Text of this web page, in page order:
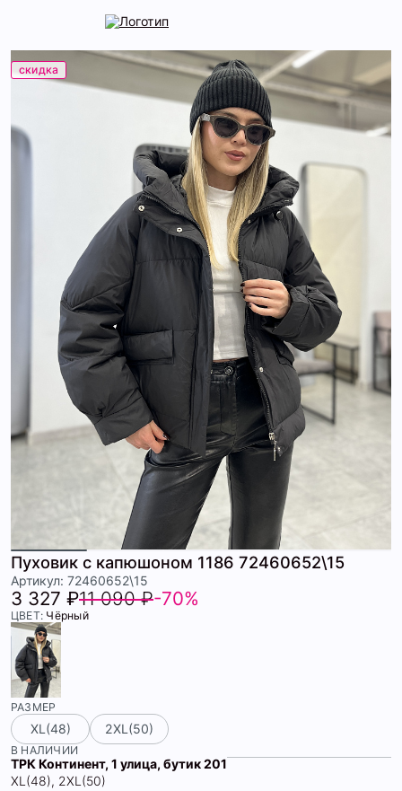
скидка
Пуховик с капюшоном 1186 72460652\15
Артикул: 72460652\15
3 327 ₽11 090 ₽-70%
ЦВЕТ: Чёрный
РАЗМЕР
XL(48) 2XL(50)
В НАЛИЧИИ
ТРК Континент, 1 улица, бутик 201
XL(48), 2XL(50)